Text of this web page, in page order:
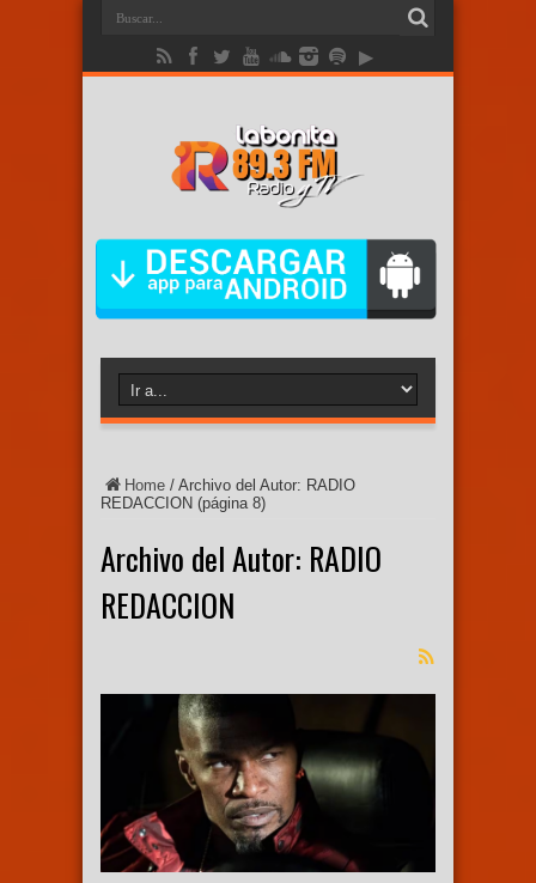
Home / Archivo del Autor: RADIO
REDACCION (página 8)
Archivo del Autor: RADIO
REDACCION